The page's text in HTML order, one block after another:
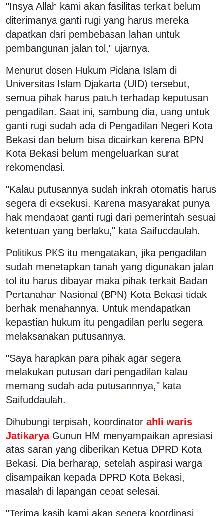
"Insya Allah kami akan fasilitas terkait belum
diterimanya ganti rugi yang harus mereka
dapatkan dari pembebasan lahan untuk
pembangunan jalan tol," ujarnya.
Menurut dosen Hukum Pidana Islam di
Universitas Islam Djakarta (UID) tersebut,
semua pihak harus patuh terhadap keputusan
pengadilan. Saat ini, sambung dia, uang untuk
ganti rugi sudah ada di Pengadilan Negeri Kota
Bekasi dan belum bisa dicairkan kerena BPN
Kota Bekasi belum mengeluarkan surat
rekomendasi.
"Kalau putusannya sudah inkrah otomatis harus
segera di eksekusi. Karena masyarakat punya
hak mendapat ganti rugi dari pemerintah sesuai
ketentuan yang berlaku," kata Saifuddaulah.
Politikus PKS itu mengatakan, jika pengadilan
sudah menetapkan tanah yang digunakan jalan
tol itu harus dibayar maka pihak terkait Badan
Pertanahan Nasional (BPN) Kota Bekasi tidak
berhak menahannya. Untuk mendapatkan
kepastian hukum itu pengadilan perlu segera
melaksanakan putusannya.
"Saya harapkan para pihak agar segera
melakukan putusan dari pengadilan kalau
memang sudah ada putusannnya," kata
Saifuddaulah.
Dihubungi terpisah, koordinator ahli waris
Jatikarya Gunun HM menyampaikan apresiasi
atas saran yang diberikan Ketua DPRD Kota
Bekasi. Dia berharap, setelah aspirasi warga
disampaikan kepada DPRD Kota Bekasi,
masalah di lapangan cepat selesai.
"Terima kasih kami akan segera koordinasi